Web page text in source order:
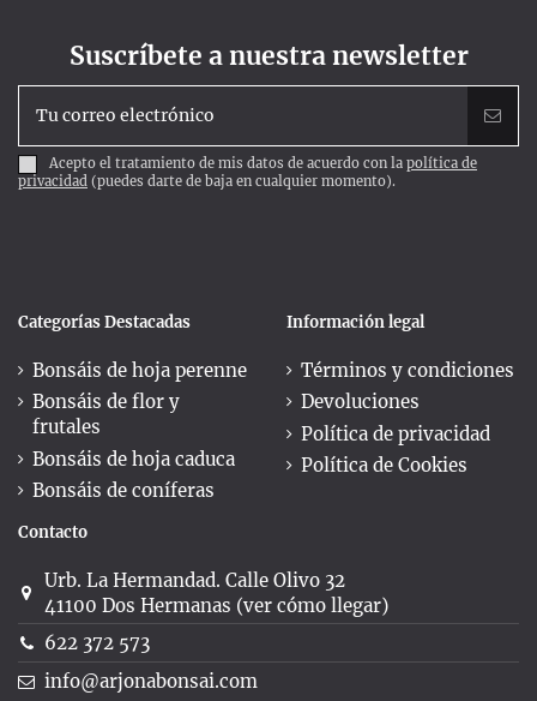
Suscríbete a nuestra newsletter
Acepto el tratamiento de mis datos de acuerdo con la política de
privacidad (puedes darte de baja en cualquier momento).
Categorías Destacadas
Bonsáis de hoja perenne
Bonsáis de flor y
frutales
Bonsáis de hoja caduca
Bonsáis de coníferas
Información legal
Términos y condiciones
Devoluciones
Política de privacidad
Política de Cookies
Contacto
Urb. La Hermandad. Calle Olivo 32
41100 Dos Hermanas (ver cómo llegar)
622 372 573
info@arjonabonsai.com